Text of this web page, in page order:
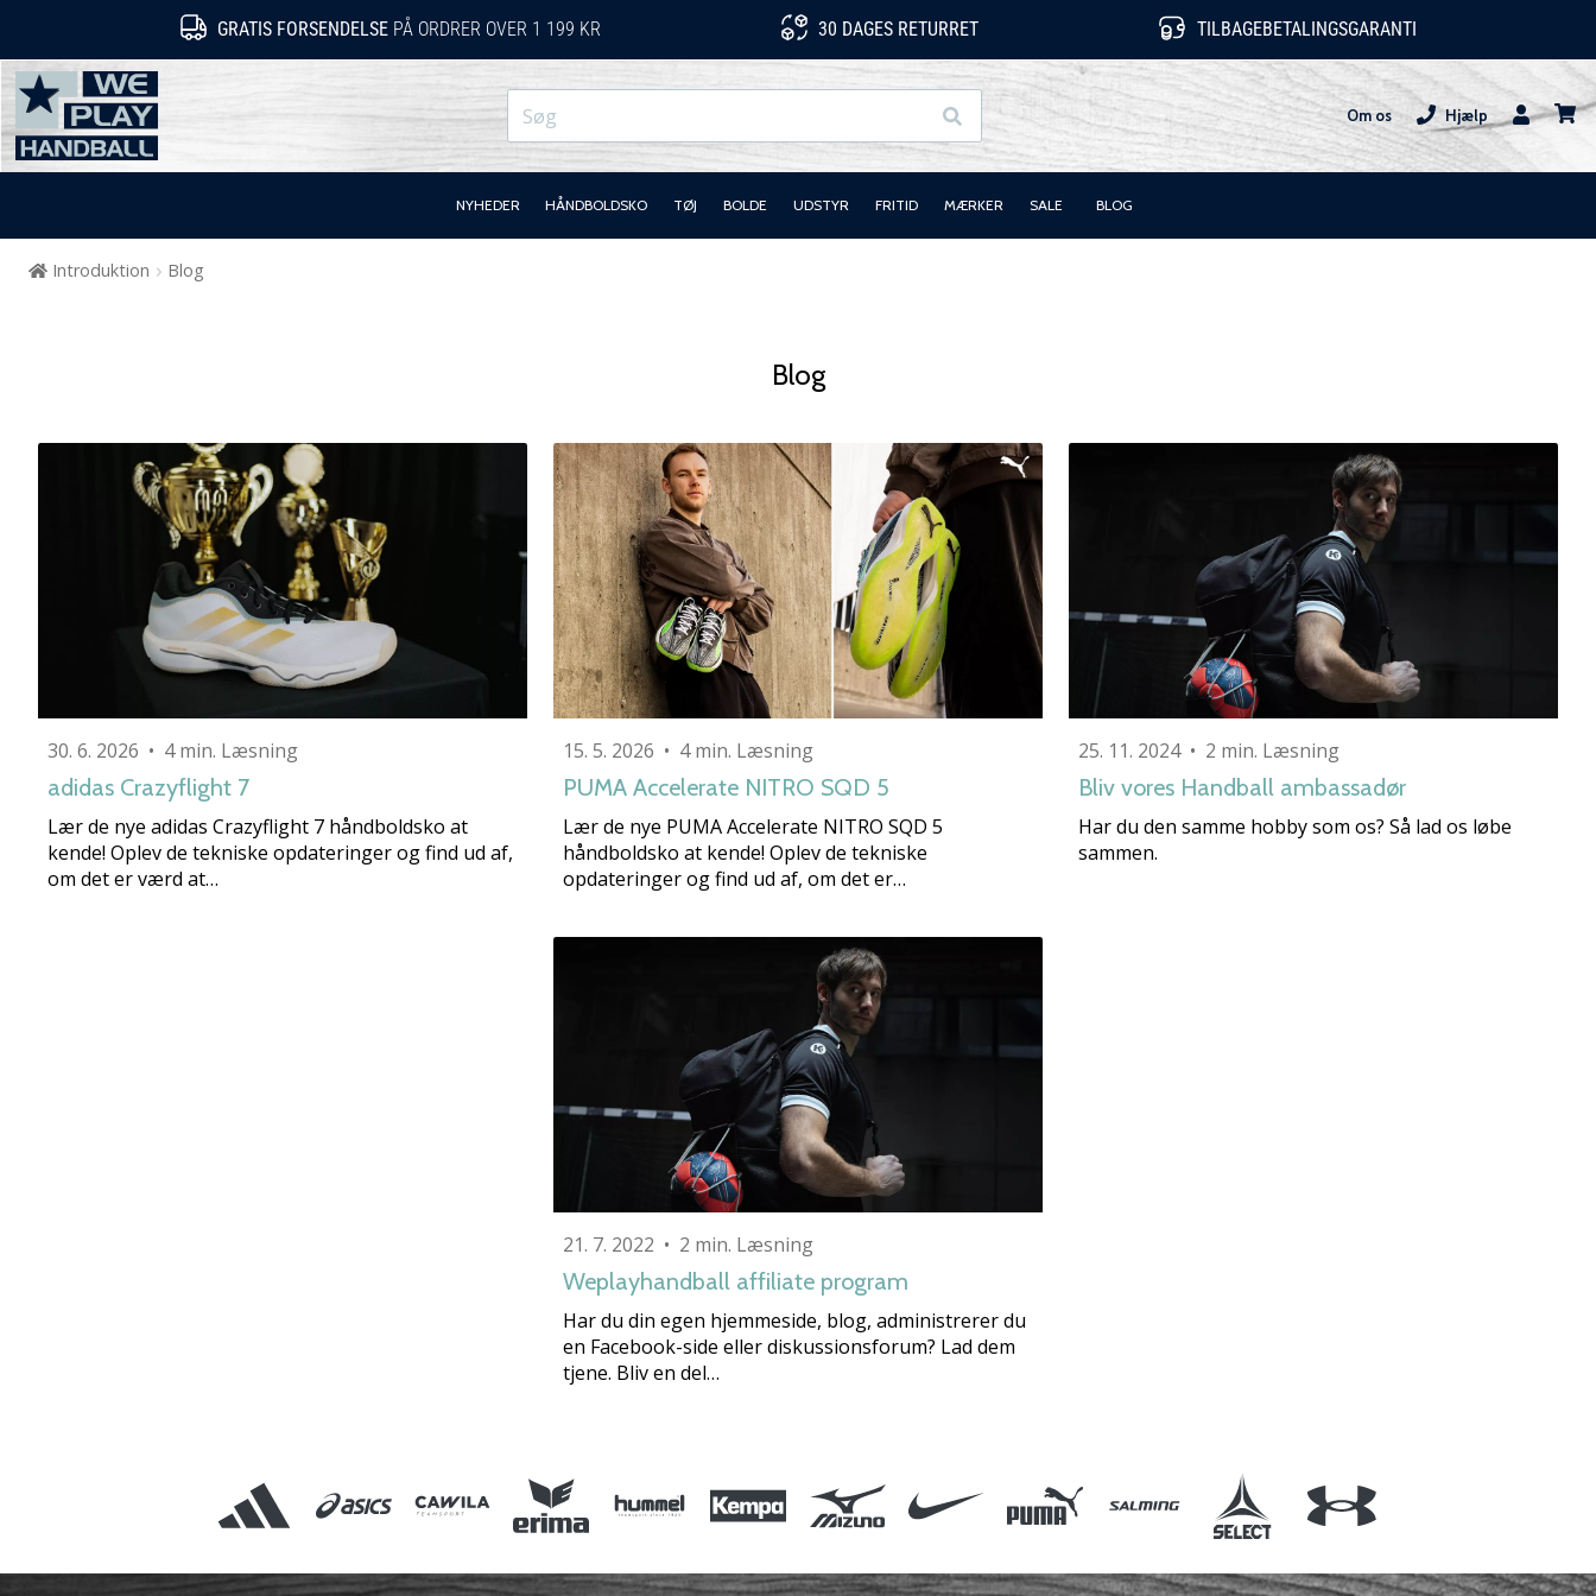
GRATIS FORSENDELSE PÅ ORDRER OVER 1 199 KR 30 DAGES RETURRET TILBAGEBETALINGSGARANTI
WePlayHandball.dk
Om os
Hjælp
Bruger
NYHEDER HÅNDBOLDSKO TØJ BOLDE UDSTYR FRITID MÆRKER SALE BLOG
Introduktion Blog
Blog
30. 6. 2026 • 4 min. Læsning
adidas Crazyflight 7
Lær de nye adidas Crazyflight 7 håndboldsko at
kende! Oplev de tekniske opdateringer og find ud af,
om det er værd at…
15. 5. 2026 • 4 min. Læsning
PUMA Accelerate NITRO SQD 5
Lær de nye PUMA Accelerate NITRO SQD 5
håndboldsko at kende! Oplev de tekniske
opdateringer og find ud af, om det er…
25. 11. 2024 • 2 min. Læsning
Bliv vores Handball ambassadør
Har du den samme hobby som os? Så lad os løbe
sammen.
21. 7. 2022 • 2 min. Læsning
Weplayhandball affiliate program
Har du din egen hjemmeside, blog, administrerer du
en Facebook-side eller diskussionsforum? Lad dem
tjene. Bliv en del…